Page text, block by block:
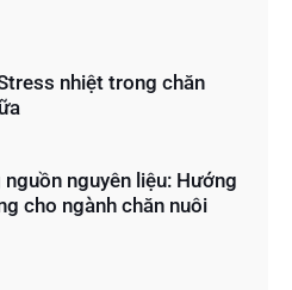
nhiệt trong chăn
nguồn nguyên liệu: Hướng
cho ngành chăn nuôi